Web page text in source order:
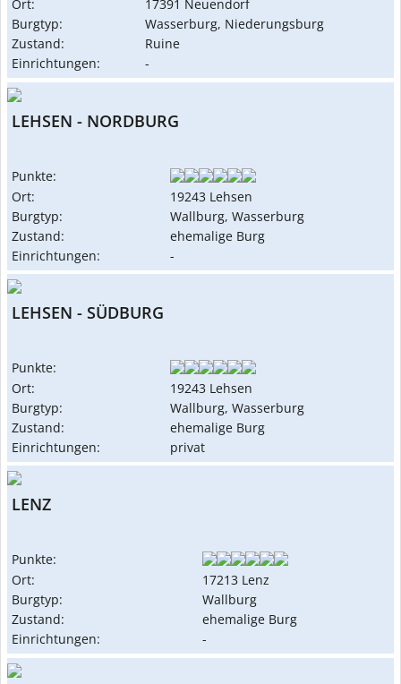
Ort:
17391 Neuendorf
Burgtyp:
Wasserburg, Niederungsburg
Zustand:
Ruine
Einrichtungen:
-
LEHSEN - NORDBURG
Punkte:
Ort:
19243 Lehsen
Burgtyp:
Wallburg, Wasserburg
Zustand:
ehemalige Burg
Einrichtungen:
-
LEHSEN - SÜDBURG
Punkte:
Ort:
19243 Lehsen
Burgtyp:
Wallburg, Wasserburg
Zustand:
ehemalige Burg
Einrichtungen:
privat
LENZ
Punkte:
Ort:
17213 Lenz
Burgtyp:
Wallburg
Zustand:
ehemalige Burg
Einrichtungen:
-